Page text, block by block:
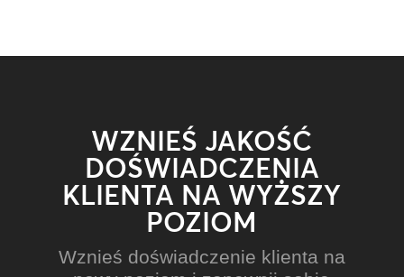
WZNIEŚ JAKOŚĆ
DOŚWIADCZENIA
KLIENTA NA WYŻSZY
POZIOM
Wznieś doświadczenie klienta na